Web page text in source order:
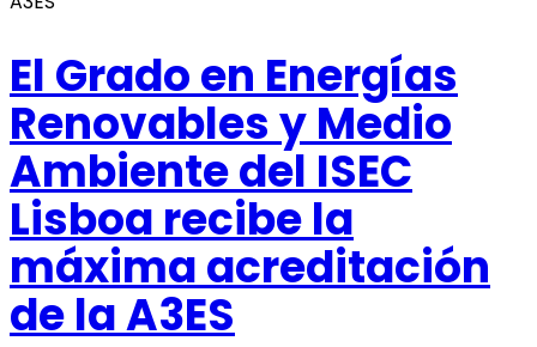
El Grado en Energías
Renovables y Medio
Ambiente del ISEC
Lisboa recibe la
máxima acreditación
de la A3ES